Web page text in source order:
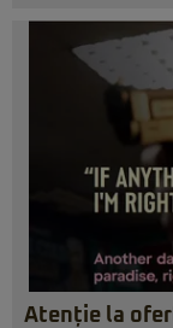
Atenție la